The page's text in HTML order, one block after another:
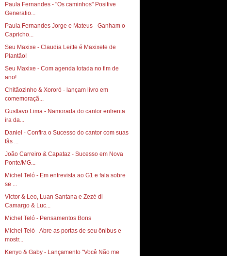
Paula Fernandes - "Os caminhos" Positive
Generatio...
Paula Fernandes Jorge e Mateus - Ganham o
Capricho...
Seu Maxixe - Claudia Leitte é Maxixete de
Plantão!‏
Seu Maxixe - Com agenda lotada no fim de
ano!‏
Chitãozinho & Xororó - lançam livro em
comemoraçã...
Gusttavo Lima - Namorada do cantor enfrenta
ira da...
Daniel - Confira o Sucesso do cantor com suas
fãs ...
João Carreiro & Capataz - Sucesso em Nova
Ponte/MG...
Michel Teló - Em entrevista ao G1 e fala sobre
se ...
Victor & Leo, Luan Santana e Zezé di
Camargo & Luc...
Michel Teló - Pensamentos Bons
Michel Teló - Abre as portas de seu ônibus e
mostr...
Kenyo & Gaby - Lançamento "Você Não me